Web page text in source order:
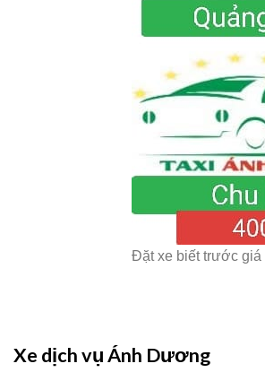
Đặt xe biết trước giá
Xe dịch vụ Ánh Dương